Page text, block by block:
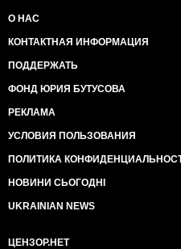
О НАС
КОНТАКТНАЯ ИНФОРМАЦИЯ
ПОДДЕРЖАТЬ
ФОНД ЮРИЯ БУТУСОВА
РЕКЛАМА
УСЛОВИЯ ПОЛЬЗОВАНИЯ
ПОЛИТИКА
НОВИНИ СЬОГОДНІ
UKRAINIAN NEWS
ЦЕНЗОР.НЕТ